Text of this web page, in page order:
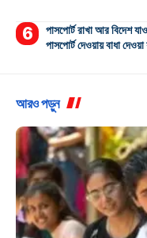
পাসপোর্ট রাখা আর বিদেশ
পাসপোর্ট দেওয়ায় বাধা
আরও পড়ুন